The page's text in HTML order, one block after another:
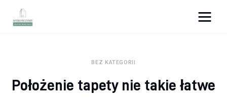
Remont
BEZ KATEGORII
Położenie tapety nie takie łatwe